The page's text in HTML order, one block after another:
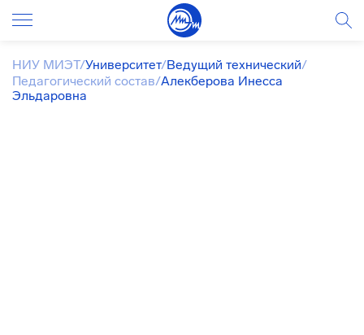
НИУ МИЭТ/Университет/Ведущий технический/
Педагогический состав/Алекберова Инесса
Эльдаровна